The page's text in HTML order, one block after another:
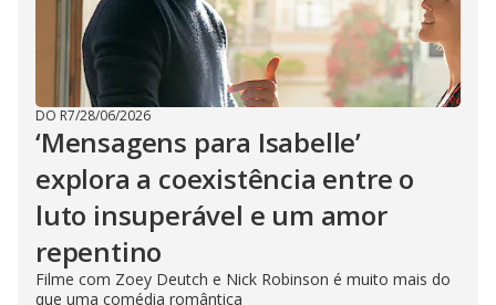
DO R7/28/06/2026
‘Mensagens para Isabelle’
explora a coexistência entre o
luto insuperável e um amor
repentino
Filme com Zoey Deutch e Nick Robinson é muito mais do
que uma comédia romântica